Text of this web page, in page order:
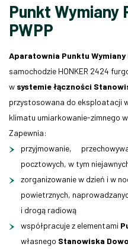
Punkt Wymiany
PWPP
Aparatownia Punktu
samochodzie HONKER 2424
w systemie łączności
przystosowana do eksploatacji
klimatu umiarkowanie-zimnego
Zapewnia:
przyjmowanie,
pocztowych, w tym
zorganizowanie w dzień i w
powietrznych,
i drogą radiową
współpracuje z elementami
własnego Stanowiska